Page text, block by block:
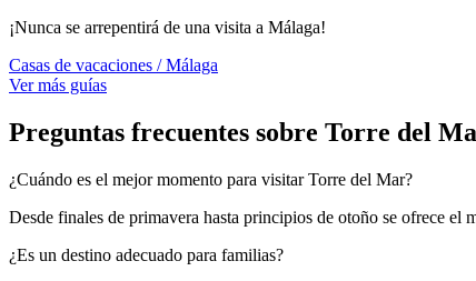
¡Nunca se arrepentirá de una visita a Málaga!
Casas de vacaciones / Málaga
Ver más guías
Preguntas frecuentes sobre Torre del
¿Cuándo es el mejor momento para visitar Torre del Mar?
Desde finales de primavera hasta principios de otoño se ofrece
¿Es un destino adecuado para familias?